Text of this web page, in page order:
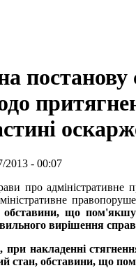
постанову
2013 - 00:07
про
що
вирішення
накладенні
стан, обставини, що